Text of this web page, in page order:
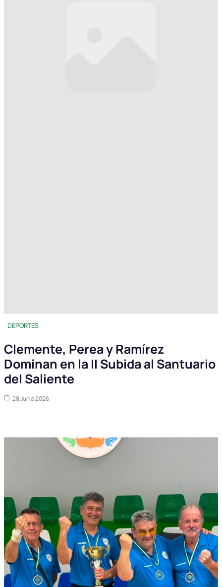
DEPORTES
Clemente, Perea y Ramírez
Dominan en la II Subida al Santuario
del Saliente
28 Junio 2026